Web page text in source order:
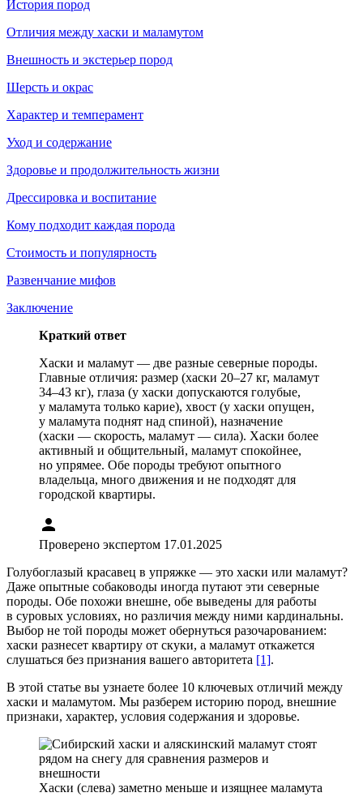
История пород
Отличия между хаски и маламутом
Внешность и экстерьер пород
Шерсть и окрас
Характер и темперамент
Уход и содержание
Здоровье и продолжительность жизни
Дрессировка и воспитание
Кому подходит каждая порода
Стоимость и популярность
Развенчание мифов
Заключение
Краткий ответ
Хаски и маламут — две разные северные породы.
Главные отличия: размер (хаски 20–27 кг, маламут
34–43 кг), глаза (у хаски допускаются голубые,
у маламута только карие), хвост (у хаски опущен,
у маламута поднят над спиной), назначение
(хаски — скорость, маламут — сила). Хаски более
активный и общительный, маламут спокойнее,
но упрямее. Обе породы требуют опытного
владельца, много движения и не подходят для
городской квартиры.
person
Проверено экспертом 17.01.2025
Голубоглазый красавец в упряжке — это хаски или маламут?
Даже опытные собаководы иногда путают эти северные
породы. Обе похожи внешне, обе выведены для работы
в суровых условиях, но различия между ними кардинальны.
Выбор не той породы может обернуться разочарованием:
хаски разнесет квартиру от скуки, а маламут откажется
слушаться без признания вашего авторитета [1].
В этой статье вы узнаете более 10 ключевых отличий между
хаски и маламутом. Мы разберем историю пород, внешние
признаки, характер, условия содержания и здоровье.
Хаски (слева) заметно меньше и изящнее маламута